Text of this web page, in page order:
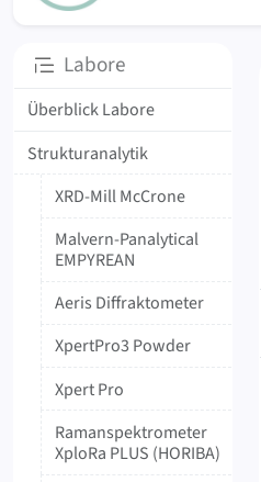
Mineralogie &
LaboreUnterseiten
Überblick Labore
Strukturanalytik
XRD-Mill McCrone
Malvern-Panalytical
EMPYREAN
Aeris Diffraktometer
XpertPro3 Powder
Xpert Pro
Ramanspektrometer
XploRa PLUS (HORIBA)